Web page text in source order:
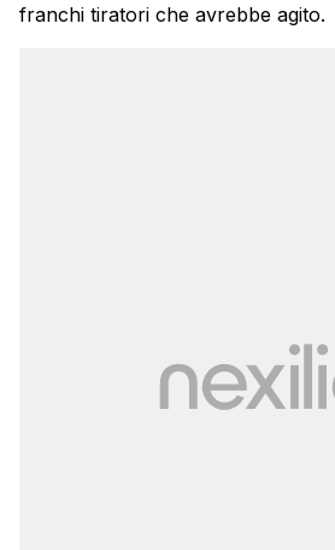
franchi tiratori che avrebbe agito.